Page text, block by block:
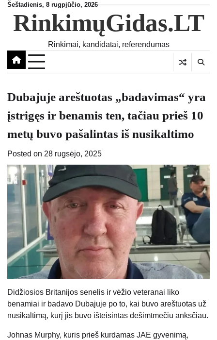
Skip
content
Šeštadienis, 8 rugpjūčio, 2026
RinkimųGidas.LT
Rinkimai, kandidatai, referendumas
Dubajuje areštuotas „badavimas“ yra
įstrigęs ir benamis ten, tačiau prieš 10
metų buvo pašalintas iš nusikaltimo
Posted on 28 rugsėjo, 2025
Didžiosios Britanijos senelis ir vėžio veteranai liko
benamiai ir badavo Dubajuje po to, kai buvo areštuotas už
nusikaltimą, kurį jis buvo išteisintas dešimtmečiu anksčiau.
Johnas Murphy, kuris prieš kurdamas JAE gyvenimą,